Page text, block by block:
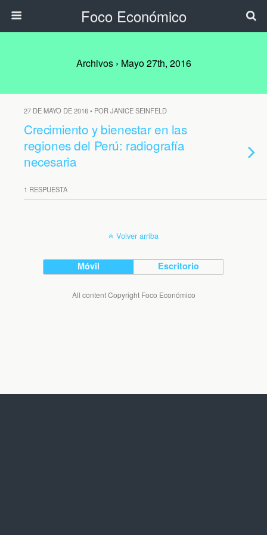
Foco Económico
Archivos › Mayo 27th, 2016
27 DE MAYO DE 2016 • POR JANICE SEINFELD
Crecimiento y bienestar en las
regiones del Perú: radiografía
necesaria
1 RESPUESTA
Volver arriba
Móvil Escritorio
All content Copyright Foco Económico